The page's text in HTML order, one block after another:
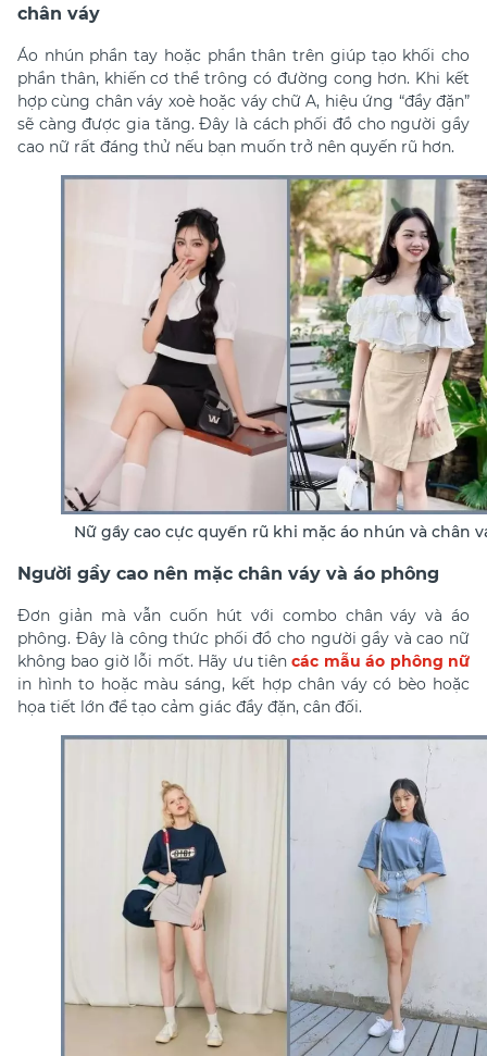
chân váy
Áo nhún phần tay hoặc phần thân trên giúp tạo khối cho
phần thân, khiến cơ thể trông có đường cong hơn. Khi kết
hợp cùng chân váy xoè hoặc váy chữ A, hiệu ứng “đầy đặn”
sẽ càng được gia tăng. Đây là cách phối đồ cho người gầy
cao nữ rất đáng thử nếu bạn muốn trở nên quyến rũ hơn.
Nữ gầy cao cực quyến rũ khi mặc áo nhún và chân
Người gầy cao nên mặc chân váy và áo phông
Đơn giản mà vẫn cuốn hút với combo chân váy và áo
phông. Đây là công thức phối đồ cho người gầy và cao nữ
không bao giờ lỗi mốt. Hãy ưu tiêncác mẫu áo phông nữ
in hình to hoặc màu sáng, kết hợp chân váy có bèo hoặc
họa tiết lớn để tạo cảm giác đầy đặn, cân đối.